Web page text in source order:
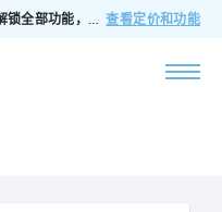
🔥$200/月畅享Tenjin完整访问权限 - 解锁全部功能，无隐藏费用，随时可取消 查看定价和功能